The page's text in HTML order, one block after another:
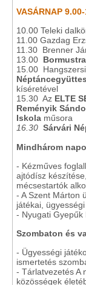
VASÁRNAP
10.00 Teleki
11.00 Gazdag
11.30 Brenner
13.00 Bormustra
15.00
kíséretével
15.30 Az ELTE
Reményik
Iskola műsora
16.30 Sárvári
Mindhárom
- Kézműves
ajtódísz
mécsestartók
- A Szent Márton
játékai,
- Nyugati Gyepűk
Szombaton és
- Ügyességi
ismertetés
- Tárlatvezetés A
közösségek